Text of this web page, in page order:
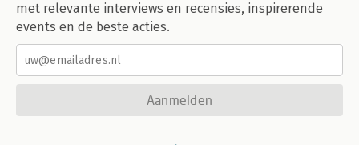
met relevante interviews en recensies, inspirerende
events en de beste acties.
Aanmelden